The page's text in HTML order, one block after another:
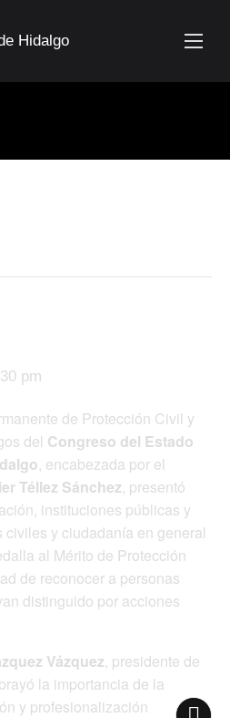
pm
de Protección Civil y
del Congreso del Estado
, encabezada por el
Téllez Sánchez, presentó
instituciones públicas y
y ciudadanía en general
al Mérito de Protección
de reconocer a personas
distinguido por acciones
Vázquez, presidente de
la importancia de la
y profesionalización